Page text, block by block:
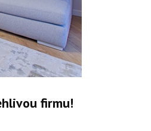
firmu!